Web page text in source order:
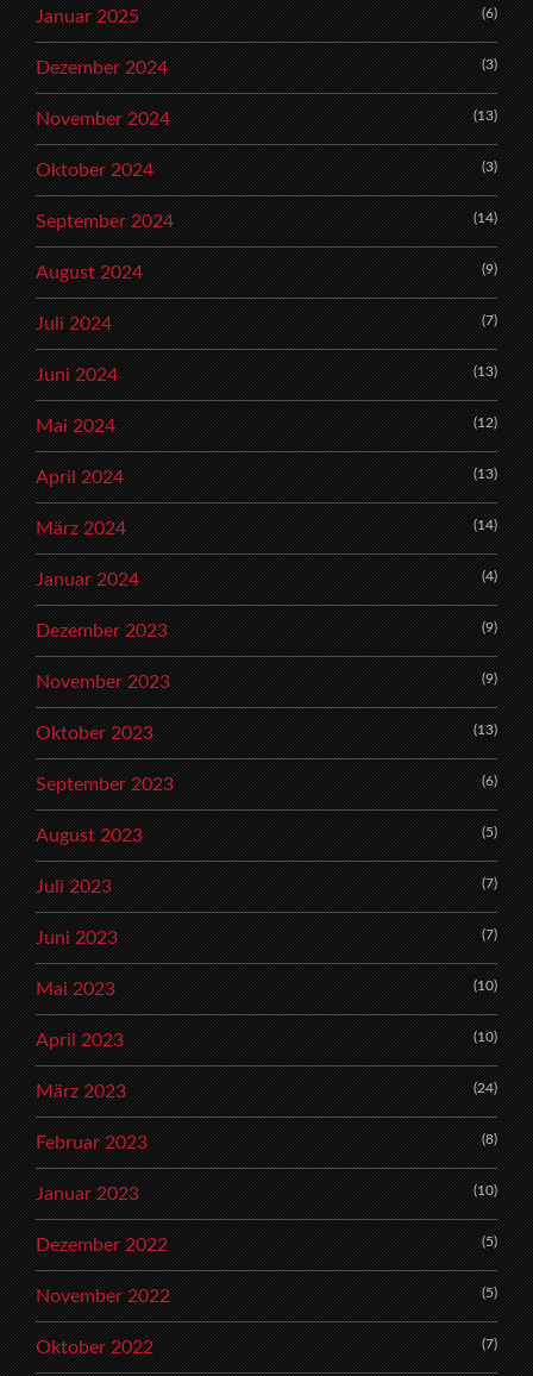
Januar 2025 (6)
Dezember 2024 (3)
November 2024 (13)
Oktober 2024 (3)
September 2024 (14)
August 2024 (9)
Juli 2024 (7)
Juni 2024 (13)
Mai 2024 (12)
April 2024 (13)
März 2024 (14)
Januar 2024 (4)
Dezember 2023 (9)
November 2023 (9)
Oktober 2023 (13)
September 2023 (6)
August 2023 (5)
Juli 2023 (7)
Juni 2023 (7)
Mai 2023 (10)
April 2023 (10)
März 2023 (24)
Februar 2023 (8)
Januar 2023 (10)
Dezember 2022 (5)
November 2022 (5)
Oktober 2022 (7)